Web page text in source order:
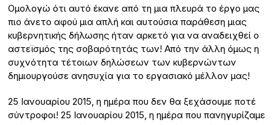
Ομολογώ ότι αυτό έκανε από τη μια πλευρά το έργο μας
πιο άνετο αφού μια απλή και αυτούσια παράθεση μιας
κυβερνητικής δήλωσης ήταν αρκετό για να αναδειχθεί ο
αστεϊσμός της σοβαρότητάς των! Από την άλλη όμως η
συχνότητα τέτοιων δηλώσεων των κυβερνώντων
δημιουργούσε ανησυχία για το εργασιακό μέλλον μας!
25 Ιανουαρίου 2015, η ημέρα που δεν θα ξεχάσουμε ποτέ
σύντροφοι! 25 Ιανουαρίου 2015, η ημέρα που πανηγυρίζαμε